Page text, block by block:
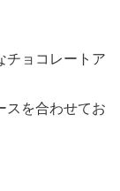
チョコレートア
スを合わせてお